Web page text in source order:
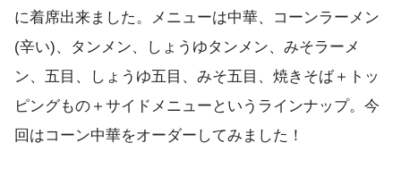
に着席出来ました。メニューは中華、コーンラーメン
(辛い)、タンメン、しょうゆタンメン、みそラーメ
ン、五目、しょうゆ五目、みそ五目、焼きそば＋トッ
ピングもの＋サイドメニューというラインナップ。今
回はコーン中華をオーダーしてみました！